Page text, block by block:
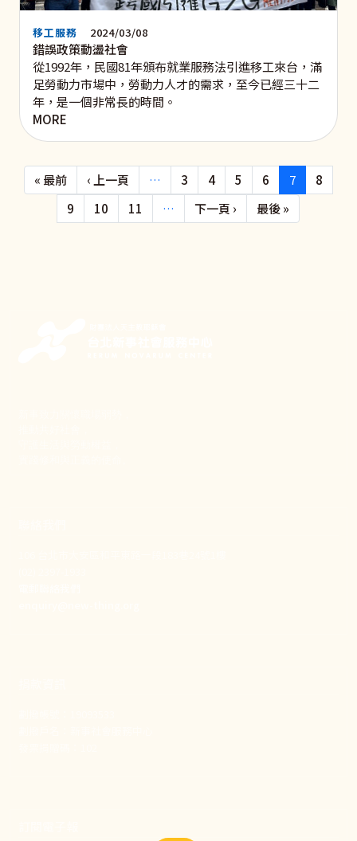
移工服務 2024/03/08
錯誤政策動盪社會
從1992年，民國81年頒布就業服務法引進移工來台，滿
足勞動力市場中，勞動力人才的需求，至今已經三十二
年，是一個非常長的時間。
MORE
Pagination
« 最前First page
‹ 上一頁 Previous page
… 3 4 5 6 7
8
9
10 11 … 下一頁 › 下一頁最後 »